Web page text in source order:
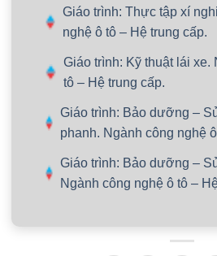
Giáo trình: Thực tập xí
nghệ ô tô – Hệ trung cấp.
Giáo trình: Kỹ thuật lái xe.
tô – Hệ trung cấp.
Giáo trình: Bảo dưỡng –
phanh. Ngành công nghệ
Giáo trình: Bảo dưỡng –
Ngành công nghệ ô tô –